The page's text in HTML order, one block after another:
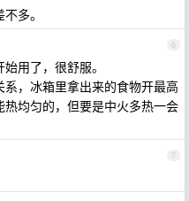
多。
6
用了，很舒服。
，冰箱里拿出来的食物开最高
均匀的，但要是中火多热一会
7